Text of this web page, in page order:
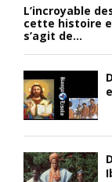
L’incroyable
cette histoire
s’agit de...